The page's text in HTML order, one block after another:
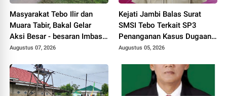
Masyarakat Tebo Ilir dan
Muara Tabir, Bakal Gelar
Aksi Besar - besaran Imbas
Jalan Simpang Betung -
2027
Augustus 07, 2026
Kejati Jambi Balas Surat
SMSI Tebo Terkait SP3
Penanganan Kasus Dugaan
Korupsi di DPUPR Tebo Rp
Augustus 05, 2026